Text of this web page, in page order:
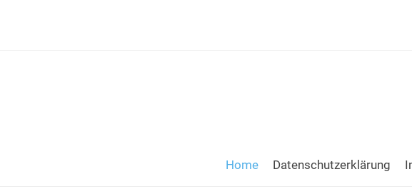
Home Datenschutzerklärung